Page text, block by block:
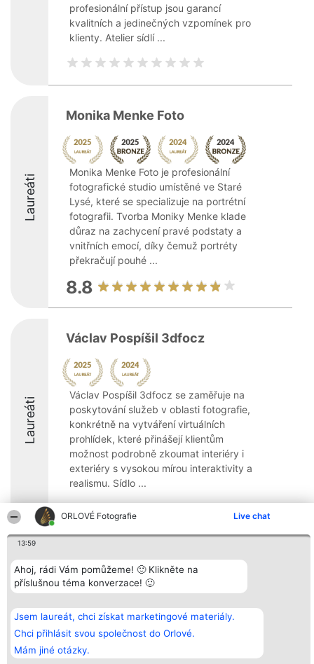
ORLOVÉ Fotografie Live chat
13:59
Ahoj, rádi Vám pomůžeme! 🙂 Klikněte na
příslušnou téma konverzace! 🙂
Jsem laureát, chci získat marketingové materiály.
Chci přihlásit svou společnost do Orlové.
Mám jiné otázky.
profesionální přístup jsou garancí
kvalitních a jedinečných vzpomínek pro
klienty. Atelier sídlí ...
Laureáti
Monika Menke Foto
Monika Menke Foto je profesionální
fotografické studio umístěné ve Staré
Lysé, které se specializuje na portrétní
fotografii. Tvorba Moniky Menke klade
důraz na zachycení pravé podstaty a
vnitřních emocí, díky čemuž portréty
překračují pouhé ...
8.8
Laureáti
Václav Pospíšil 3dfocz
Václav Pospíšil 3dfocz se zaměřuje na
poskytování služeb v oblasti fotografie,
konkrétně na vytváření virtuálních
prohlídek, které přinášejí klientům
možnost podrobně zkoumat interiéry i
exteriéry s vysokou mírou interaktivity a
realismu. Sídlo ...
8.7
Organizátor hlasování
Bright Side Solutions sp. z o.
o. sp. k.
ul. Ruska 22
KRS 0000749100 | Regon
381313360 | NIP 8943132676
Plebiscyt
Vítězové
Seznam všech
laureátů
Pravidla
Zásady
ochrany
Kontakt